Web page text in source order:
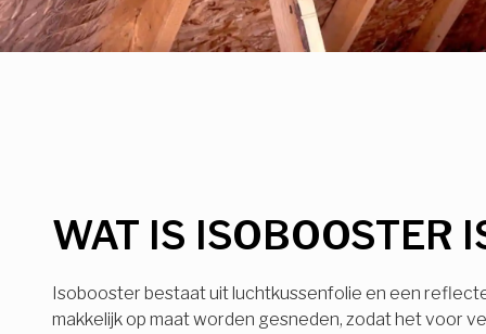
WAT IS ISOBOOSTER
Isobooster bestaat uit luchtkussenfolie en een
makkelijk op maat worden gesneden, zodat het voor